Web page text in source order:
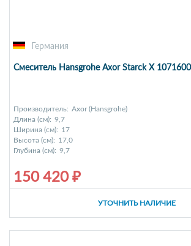
Германия
Смеситель Hansgrohe Axor Starck Х
Производитель: Axor (Hansgrohe)
Длина (см): 9,7
Ширина (см): 17
Высота (см): 17,0
Глубина (см): 9,7
150 420 ₽
УТОЧНИТЬ НАЛИЧИЕ